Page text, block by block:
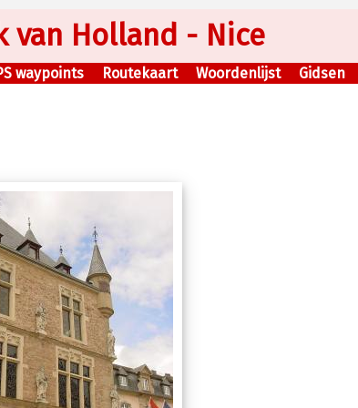
van Holland - Nice
waypoints Routekaart Woordenlijst Gidsen